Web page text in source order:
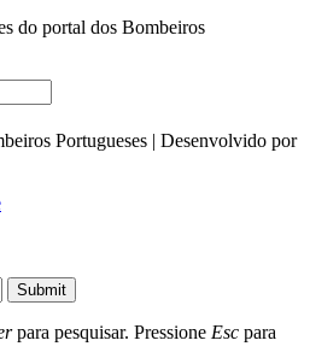
do portal dos Bombeiros
Portugueses | Desenvolvido por
Submit
para pesquisar. Pressione Esc para